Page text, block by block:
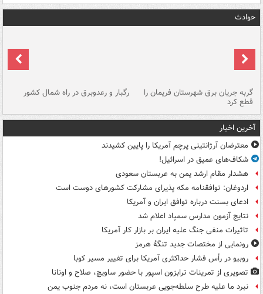
حوادث
گربه جریان برق شهرستان فریمان را
قطع کرد
رگبار و رعدوبرق در راه شمال کشور
آخرین اخبار
معترضان آرژانتینی پرچم آمریکا را پایین کشیدند
شکاف‌های عمیق در اسرائیل!
هشدار مقام ارشد یمن به عربستان سعودی
اردوغان: توافقنامه مکه پذیرای مشارکت کشورهای دوست است
ادعای بسنت درباره توافق ایران و آمریکا
نتایج آزمون مدارس سمپاد اعلام شد
تاثیرات منفی جنگ علیه ایران بر بازار کار آمریکا
رونمایی از مختصات جدید تنگۀ هرمز
روبیو در رأس فشار حداکثری آمریکا برای تغییر مسیر کوبا
تصویری از تمرینات ترابزون اسپور با حضور ساویچ، صلاح و اونانا
نبرد ما علیه طرح سلطه‌جویی عربستان است، نه مردم جنوب یمن